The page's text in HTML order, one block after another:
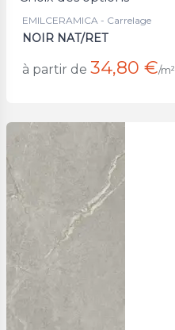
EMILCERAMICA - Carrelage
NOIR NAT/RET
à partir de 34,80 €/m²